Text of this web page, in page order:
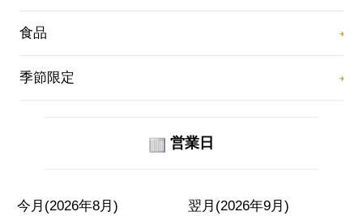
食品
季節限定
営業日
今月(2026年8月)
翌月(2026年9月)